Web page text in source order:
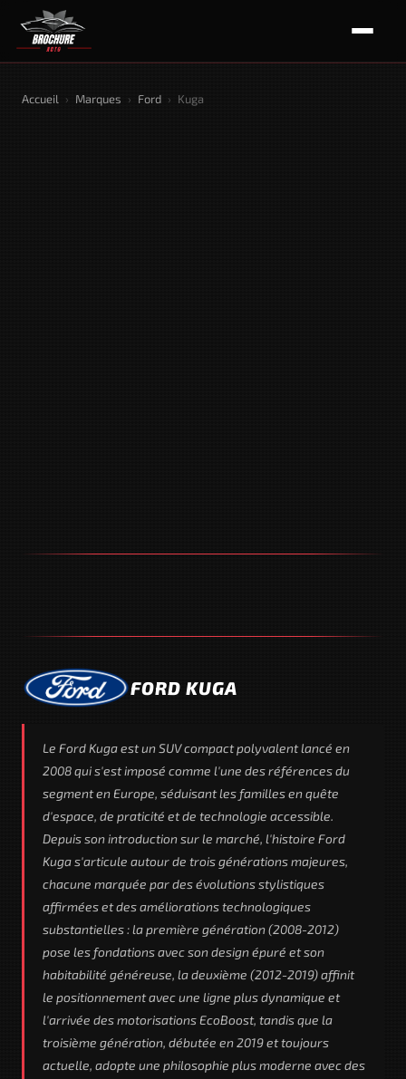
Accueil › Marques › Ford › Kuga
FORD KUGA
Le Ford Kuga est un SUV compact polyvalent lancé en
2008 qui s'est imposé comme l'une des références du
segment en Europe, séduisant les familles en quête
d'espace, de praticité et de technologie accessible.
Depuis son introduction sur le marché, l'histoire Ford
Kuga s'articule autour de trois générations majeures,
chacune marquée par des évolutions stylistiques
affirmées et des améliorations technologiques
substantielles : la première génération (2008-2012)
pose les fondations avec son design épuré et son
habitabilité généreuse, la deuxième (2012-2019) affinit
le positionnement avec une ligne plus dynamique et
l'arrivée des motorisations EcoBoost, tandis que la
troisième génération, débutée en 2019 et toujours
actuelle, adopte une philosophie plus moderne avec des